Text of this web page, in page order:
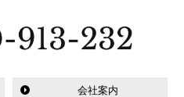
会社案内